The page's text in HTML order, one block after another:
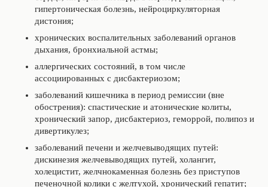
гипертоническая болезнь, нейроциркуляторная
дистония;
хронических воспалительных заболеваний органов
дыхания, бронхиальной астмы;
аллергических состояний, в том числе
ассоциированных с дисбактериозом;
заболеваний кишечника в период ремиссии (вне
обострения): спастические и атонические колиты,
хронический запор, дисбактериоз, геморрой, полипоз и
дивертикулез;
заболеваний печени и желчевыводящих путей:
дискинезия желчевыводящих путей, холангит,
холецистит, желчнокаменная болезнь без приступов
печеночной колики с желтухой, хронический гепатит;